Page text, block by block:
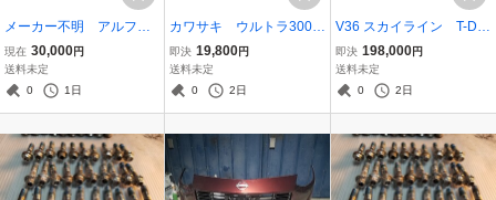
メーカー不明 アルファ
ロメオ セレスピード
パドルシフト ステアリ
ングボス 156 147
現在 30,000円
送料未定
0
1日
カワサキ ウルトラ300
ワンオフ製作 ストレー
トパイプ ジェットスキ
ー 未使用品です
即決 19,800円
送料未定
0
2日
V36 スカイライン T-DE
MAND 車高調 80Kダン
パー フルスペック仕
様 Z34 プロダンパー
即決 198,000円
送料未定
0
2日